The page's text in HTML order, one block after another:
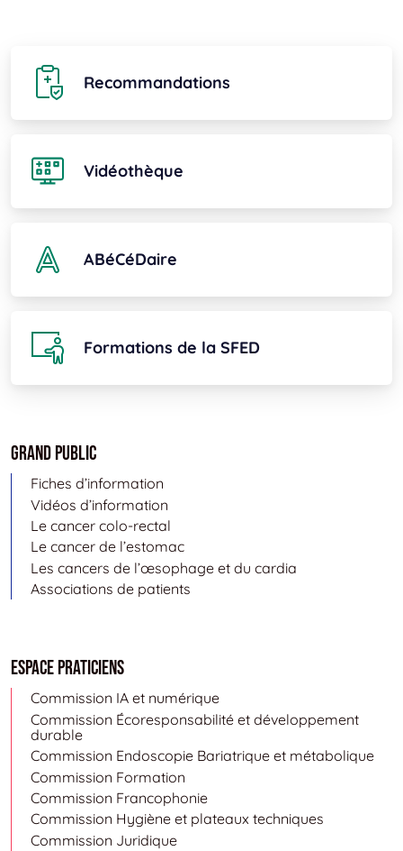
Recommandations
Vidéothèque
ABéCéDaire
Formations de la SFED
Grand public
Fiches d’information
Vidéos d’information
Le cancer colo-rectal
Le cancer de l’estomac
Les cancers de l’œsophage et du cardia
Associations de patients
Espace Praticiens
Commission IA et numérique
Commission Écoresponsabilité et développement
durable
Commission Endoscopie Bariatrique et métabolique
Commission Formation
Commission Francophonie
Commission Hygiène et plateaux techniques
Commission Juridique